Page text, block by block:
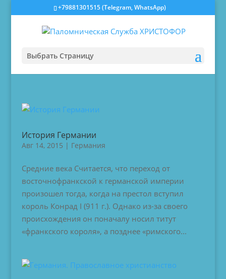
‎+79881301515 (Telegram, WhatsApp)
Выбрать Страницу
История Германии
Авг 14, 2015 | Германия
Средние века Считается, что переход от
восточнофранкской к германской империи
произошел тогда, когда на престол вступил
король Конрад I (911 г.). Однако из-за своего
происхождения он поначалу носил титут
«франкского короля», а позднее «римского...